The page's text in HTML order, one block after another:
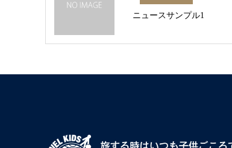
ニュースサンプル1